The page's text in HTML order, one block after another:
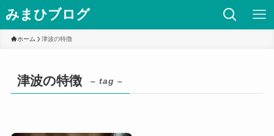
みまひブログ
ホーム 津波の特徴
津波の特徴 – tag –